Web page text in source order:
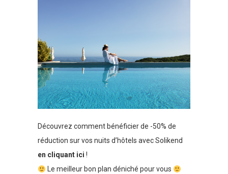
Découvrez comment bénéficier de -50% de
réduction sur vos nuits d’hôtels avec Solikend
en cliquant ici !
Le meilleur bon plan déniché pour vous